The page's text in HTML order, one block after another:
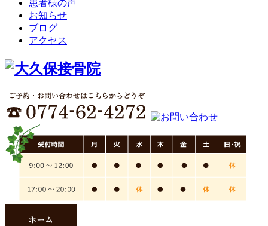
患者様の声
お知らせ
ブログ
アクセス